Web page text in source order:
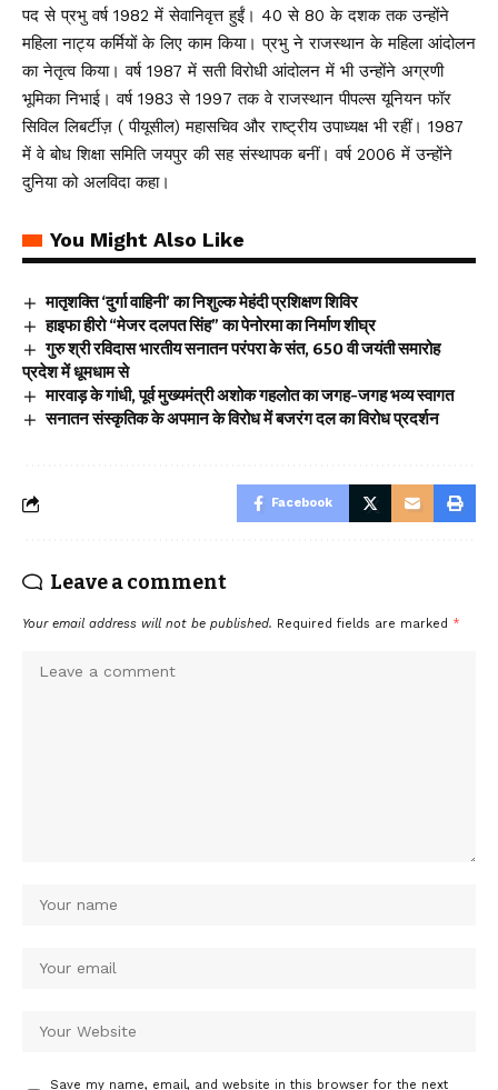
पद से प्रभु वर्ष 1982 में सेवानिवृत्त हुईं। 40 से 80 के दशक तक उन्होंने
महिला नाट्य कर्मियों के लिए काम किया। प्रभु ने राजस्थान के महिला आंदोलन
का नेतृत्व किया। वर्ष 1987 में सती विरोधी आंदोलन में भी उन्होंने अग्रणी
भूमिका निभाई। वर्ष 1983 से 1997 तक वे राजस्थान पीपल्स यूनियन फॉर
सिविल लिबर्टीज़ ( पीयूसील) महासचिव और राष्ट्रीय उपाध्यक्ष भी रहीं। 1987
में वे बोध शिक्षा समिति जयपुर की सह संस्थापक बनीं। वर्ष 2006 में उन्होंने
दुनिया को अलविदा कहा।
You Might Also Like
मातृशक्ति ‘दुर्गा वाहिनी’ का निशुल्क मेहंदी प्रशिक्षण शिविर
हाइफा हीरो “मेजर दलपत सिंह” का पेनोरमा का निर्माण शीघ्र
गुरु श्री रविदास भारतीय सनातन परंपरा के संत, 650 वी जयंती समारोह
प्रदेश में धूमधाम से
मारवाड़ के गांधी, पूर्व मुख्यमंत्री अशोक गहलोत का जगह-जगह भव्य स्वागत
सनातन संस्कृतिक के अपमान के विरोध में बजरंग दल का विरोध प्रदर्शन
Facebook
Leave a comment
Your email address will not be published. Required fields are marked *
Save my name, email, and website in this browser for the next